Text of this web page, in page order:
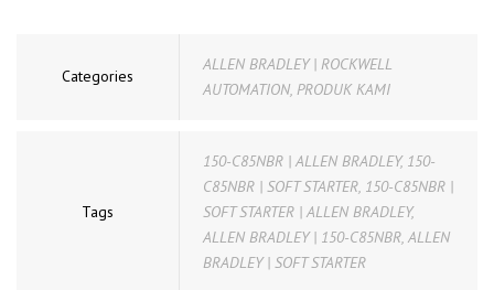
Categories
ALLEN BRADLEY | ROCKWELL
AUTOMATION, PRODUK KAMI
Tags
150-C85NBR | ALLEN BRADLEY, 150-
C85NBR | SOFT STARTER, 150-C85NBR |
SOFT STARTER | ALLEN BRADLEY,
ALLEN BRADLEY | 150-C85NBR, ALLEN
BRADLEY | SOFT STARTER